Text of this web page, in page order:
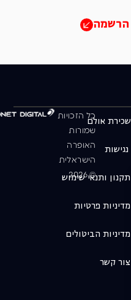
הרשמה
כל הזכויות
שמורות
האופרה
הישראלית
© 2026
שכירת אולם
נגישות
תקנון ותנאי שימוש
מדיניות פרטיות
מדיניות הביטולים
צור קשר